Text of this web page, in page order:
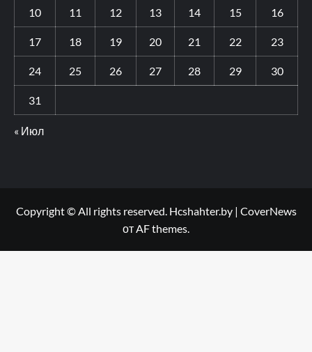
10 11 12 13 14 15 16
17 18 19 20 21 22 23
24 25 26 27 28 29 30
31
« Июл
Copyright © All rights reserved. Hcshahter.by | CoverNews
от AF themes.